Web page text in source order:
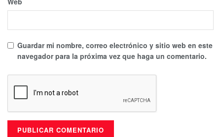
Guardar mi nombre, correo electrónico y sitio web en este
navegador para la próxima vez que haga un comentario.